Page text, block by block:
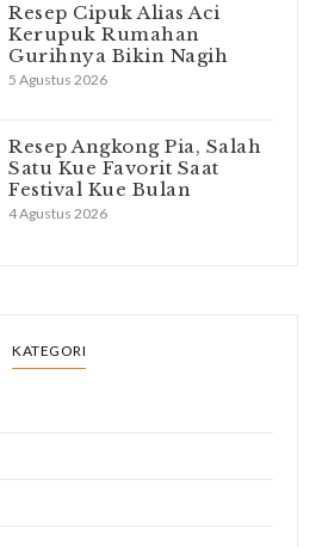
Resep Cipuk Alias Aci
Kerupuk Rumahan
Gurihnya Bikin Nagih
5 Agustus 2026
Resep Angkong Pia, Salah
Satu Kue Favorit Saat
Festival Kue Bulan
4 Agustus 2026
KATEGORI